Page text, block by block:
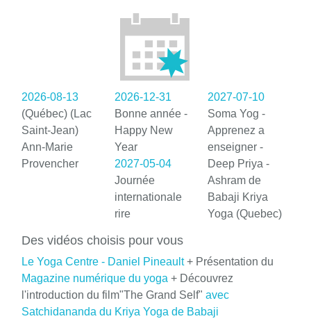
2026-08-13
(Québec) (Lac
Saint-Jean)
Ann-Marie
Provencher
2026-12-31
Bonne année -
Happy New
Year
2027-05-04
Journée
internationale
rire
2027-07-10
Soma Yog -
Apprenez a
enseigner -
Deep Priya -
Ashram de
Babaji Kriya
Yoga (Quebec)
Des vidéos choisis pour vous
Le Yoga Centre - Daniel Pineault+ Présentation du
Magazine numérique du yoga + Découvrez
l'introduction du film"The Grand Self" avec
Satchidananda du Kriya Yoga de Babaji